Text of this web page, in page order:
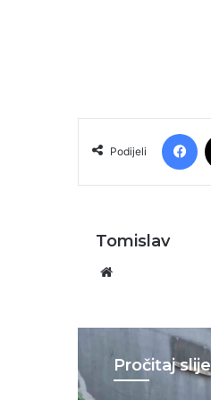
Podijeli
Tomislav
Pročitaj